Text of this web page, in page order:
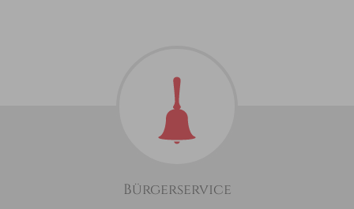
Bürgerservice